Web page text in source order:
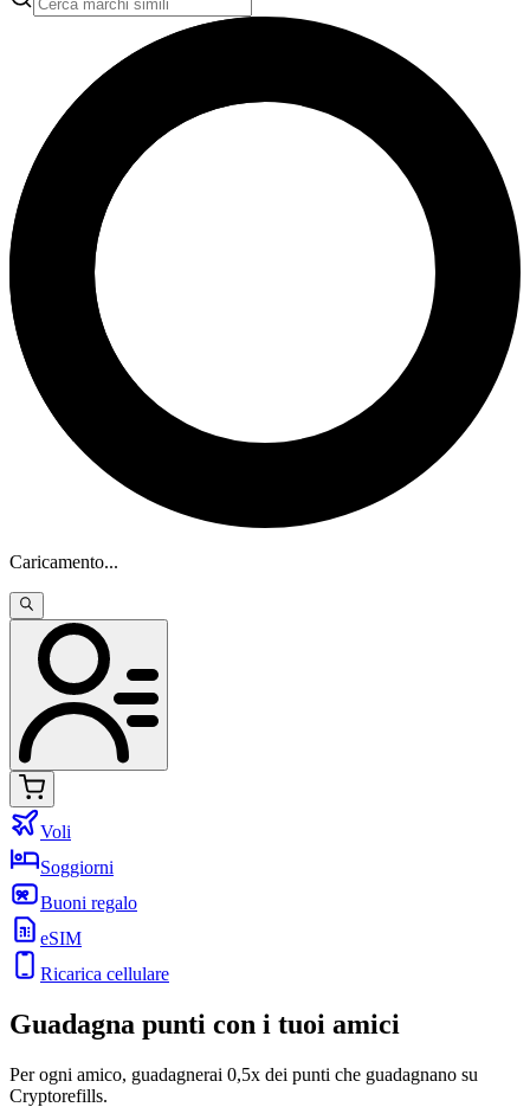
Caricamento...
Voli
Soggiorni
Buoni regalo
eSIM
Ricarica cellulare
Guadagna punti con i tuoi amici
Per ogni amico, guadagnerai 0,5x dei punti che guadagnano su
Cryptorefills.